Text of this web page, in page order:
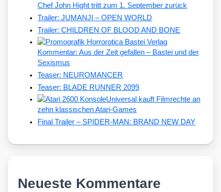
Chef John Hight tritt zum 1. September zurück
Trailer: JUMANJI – OPEN WORLD
Trailer: CHILDREN OF BLOOD AND BONE
Kommentar: Aus der Zeit gefallen – Bastei und der
Sexismus
Teaser: NEUROMANCER
Teaser: BLADE RUNNER 2099
Universal kauft Filmrechte an
zehn klassischen Atari-Games
Final Trailer – SPIDER-MAN: BRAND NEW DAY
Neueste Kommentare